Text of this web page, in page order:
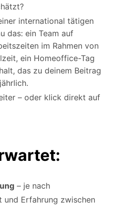
international tätigen
das: ein Team auf
im Rahmen von
ein Homeoffice-Tag
das zu deinem Beitrag
– oder klick direkt auf
– je nach
und Erfahrung zwischen